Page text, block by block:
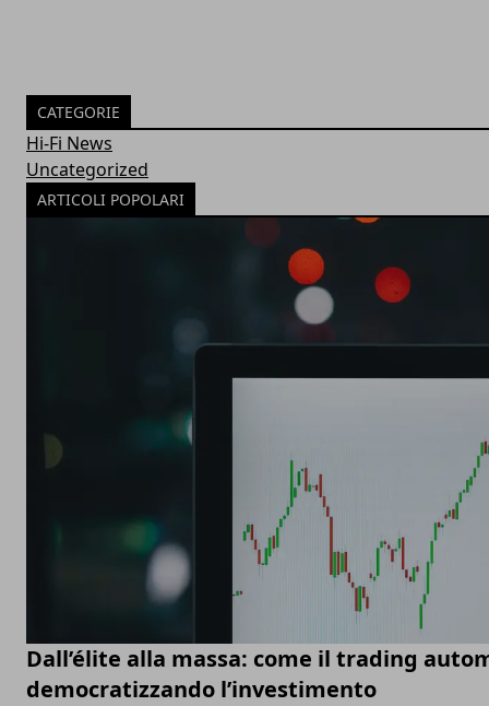
CATEGORIE
Hi-Fi News
Uncategorized
ARTICOLI POPOLARI
Dall’élite alla massa: come il trading
democratizzando l’investimento